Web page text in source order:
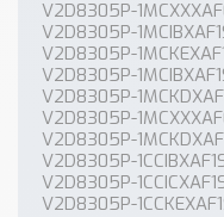
V2D8305P-
V2D8305P-
V2D8305P-
V2D8305P-
V2D8305P-
V2D8305P-
V2D8305P-
V2D8305P-
V2D8305P-
V2D8305P-